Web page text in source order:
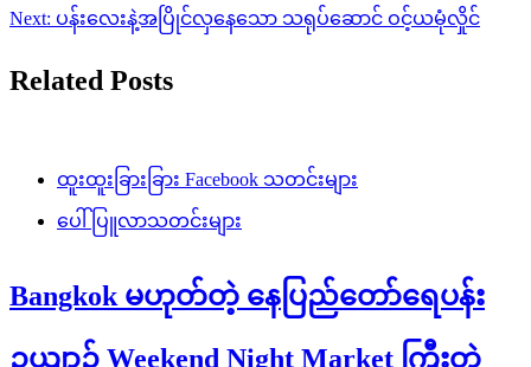
Next: ပန်းလေးနဲ့အပြိုင်လှနေသော သရုပ်ဆောင် ဝင့်ယမုံလှိုင်
Related Posts
ထူးထူးခြားခြား Facebook သတင်းများ
ပေါ်ပြူလာသတင်းများ
Bangkok မဟုတ်တဲ့ နေပြည်တော်ရေပန်း
ဥယျာဉ် Weekend Night Market ကြီးတဲ့